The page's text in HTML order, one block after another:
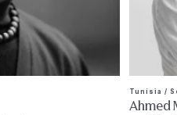
Tunísia /
Ahmed